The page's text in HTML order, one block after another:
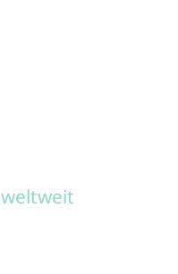
weltweit